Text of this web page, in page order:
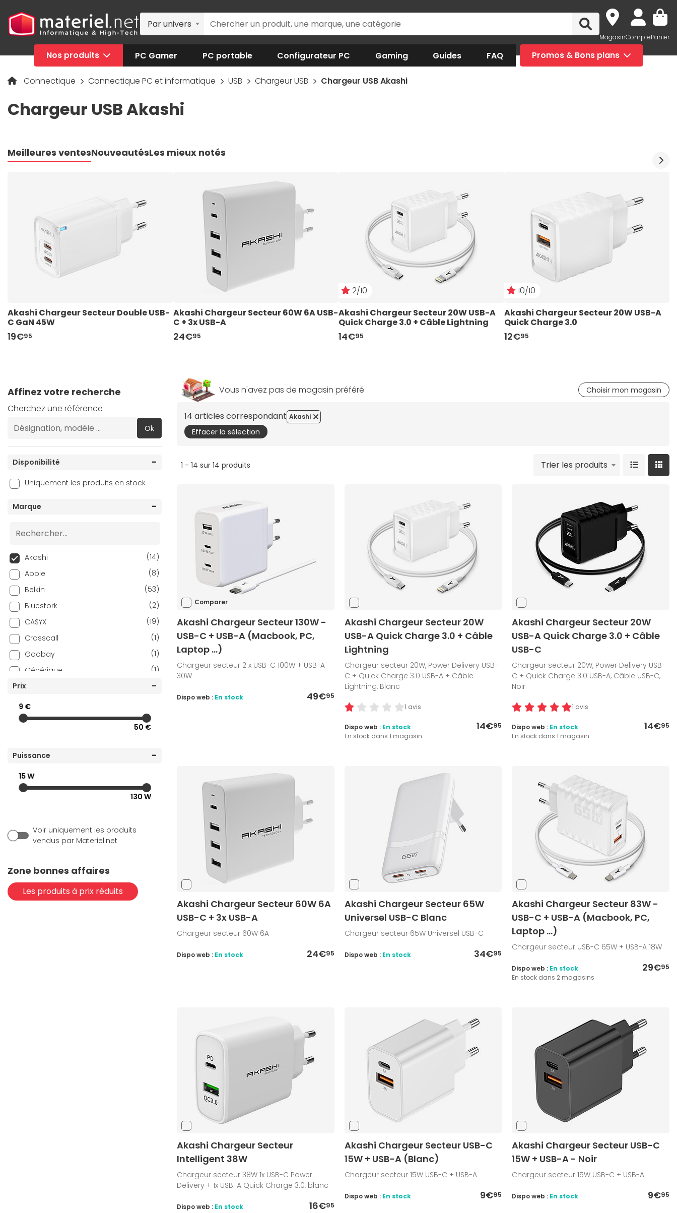
Par univers
MagasinComptePanier
Nos produits PC Gamer PC portable Configurateur PC Gaming Guides FAQ Promos & Bons plans
Connectique Connectique PC et informatique USB Chargeur USB Chargeur USB Akashi
Chargeur USB Akashi
Meilleures ventesNouveautésLes mieux notés
Akashi Chargeur Secteur Double USB-
C GaN 45W
19€95
Akashi Chargeur Secteur 60W 6A USB-
C + 3x USB-A
24€95
2/10
Akashi Chargeur Secteur 20W USB-A
Quick Charge 3.0 + Câble Lightning
14€95
10/10
Akashi Chargeur Secteur 20W USB-A
Quick Charge 3.0
12€95
Affinez votre recherche
Cherchez une référence
Ok
Disponibilité
Uniquement les produits en stock
Marque
Akashi
(14)
Apple
(8)
Belkin
(53)
Bluestork
(2)
CASYX
(19)
Crosscall
(1)
Goobay
(1)
Générique
(1)
Huawei
(1)
ICY BOX
INOVU
(5)
NEDIS
(6)
(5)
Satechi
Prix
9 €
50 €
Puissance
15 W
130 W
Voir uniquement les produits
vendus par Materiel.net
Zone bonnes affaires
Les produits à prix réduits
Vous n'avez pas de magasin préféré Choisir mon magasin
14 articles correspondant
Effacer la sélection
Akashi
1 - 14 sur 14 produits Trier les produits
Comparer
Akashi Chargeur Secteur 130W -
USB-C + USB-A (Macbook, PC,
Laptop ...)
Chargeur secteur 2 x USB-C 100W + USB-A
30W
49€95
Dispo web : En stock
Akashi Chargeur Secteur 20W
USB-A Quick Charge 3.0 + Câble
Lightning
Chargeur secteur 20W, Power Delivery USB-
C + Quick Charge 3.0 USB-A + Câble
Lightning, Blanc
1 avis
14€95
Dispo web : En stock
En stock dans 1 magasin
Akashi Chargeur Secteur 20W
USB-A Quick Charge 3.0 + Câble
USB-C
Chargeur secteur 20W, Power Delivery USB-
C + Quick Charge 3.0 USB-A, Câble USB-C,
Noir
1 avis
14€95
Dispo web : En stock
En stock dans 1 magasin
Akashi Chargeur Secteur 60W 6A
USB-C + 3x USB-A
Chargeur secteur 60W 6A
24€95
Dispo web : En stock
Akashi Chargeur Secteur 65W
Universel USB-C Blanc
Chargeur secteur 65W Universel USB-C
34€95
Dispo web : En stock
Akashi Chargeur Secteur 83W -
USB-C + USB-A (Macbook, PC,
Laptop ...)
Chargeur secteur USB-C 65W + USB-A 18W
29€95
Dispo web : En stock
En stock dans 2 magasins
Akashi Chargeur Secteur
Intelligent 38W
Chargeur secteur 38W 1x USB-C Power
Delivery + 1x USB-A Quick Charge 3.0, blanc
16€95
Dispo web : En stock
Akashi Chargeur Secteur USB-C
15W + USB-A (Blanc)
Chargeur secteur 15W USB-C + USB-A
9€95
Dispo web : En stock
Akashi Chargeur Secteur USB-C
15W + USB-A - Noir
Chargeur secteur 15W USB-C + USB-A
9€95
Dispo web : En stock